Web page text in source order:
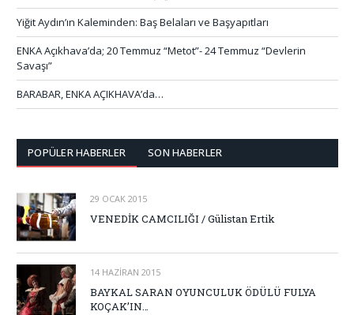
Yiğit Aydın’ın Kaleminden: Baş Belaları ve Başyapıtları
ENKA Açıkhava’da; 20 Temmuz “Metot”- 24 Temmuz “Devlerin
Savaşı”
BARABAR, ENKA AÇIKHAVA’da…
POPÜLER HABERLER SON HABERLER
29 OCAK 2015
VENEDİK CAMCILIĞI / Gülistan Ertik
14 HAZIRAN 2015
BAYKAL SARAN OYUNCULUK ÖDÜLÜ FULYA
KOÇAK’IN…